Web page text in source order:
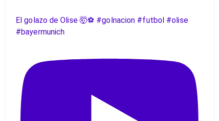
El golazo de Olise 🤯⚽️ #golnacion #futbol #olise
#bayermunich